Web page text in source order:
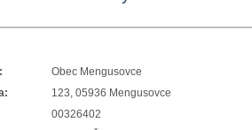
Obec Mengusovce
123, 05936 Mengusovce
00326402